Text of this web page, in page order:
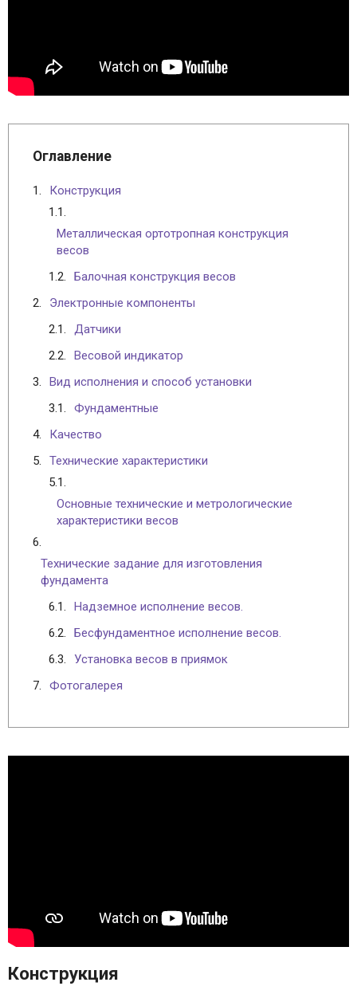
Оглавление
Конструкция
Металлическая ортотропная конструкция
весов
Балочная конструкция весов
Электронные компоненты
Датчики
Весовой индикатор
Вид исполнения и способ установки
Фундаментные
Качество
Технические характеристики
Основные технические и метрологические
характеристики весов
Технические задание для изготовления
фундамента
Надземное исполнение весов.
Бесфундаментное исполнение весов.
Установка весов в приямок
Фотогалерея
Конструкция